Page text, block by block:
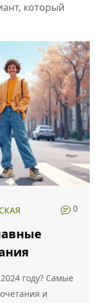
который
0
году? Самые
и